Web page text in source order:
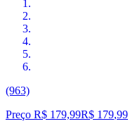
(963)
Preço R$ 179,99R$ 179,99